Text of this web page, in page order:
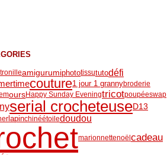
amigurumiphototissututodéfi
couture1 jour 1 grannybroderie
oursHappy Sunday Eveningtricotpoupéeswap
serial crocheteuseD13
lapinchinéétoiledoudou
marionnettenoël cadeau